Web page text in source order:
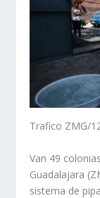
Trafico ZMG/
Van 49
Guadalajara
sistema de